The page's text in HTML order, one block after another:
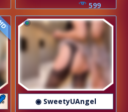
599
◉ SweetyUAngel